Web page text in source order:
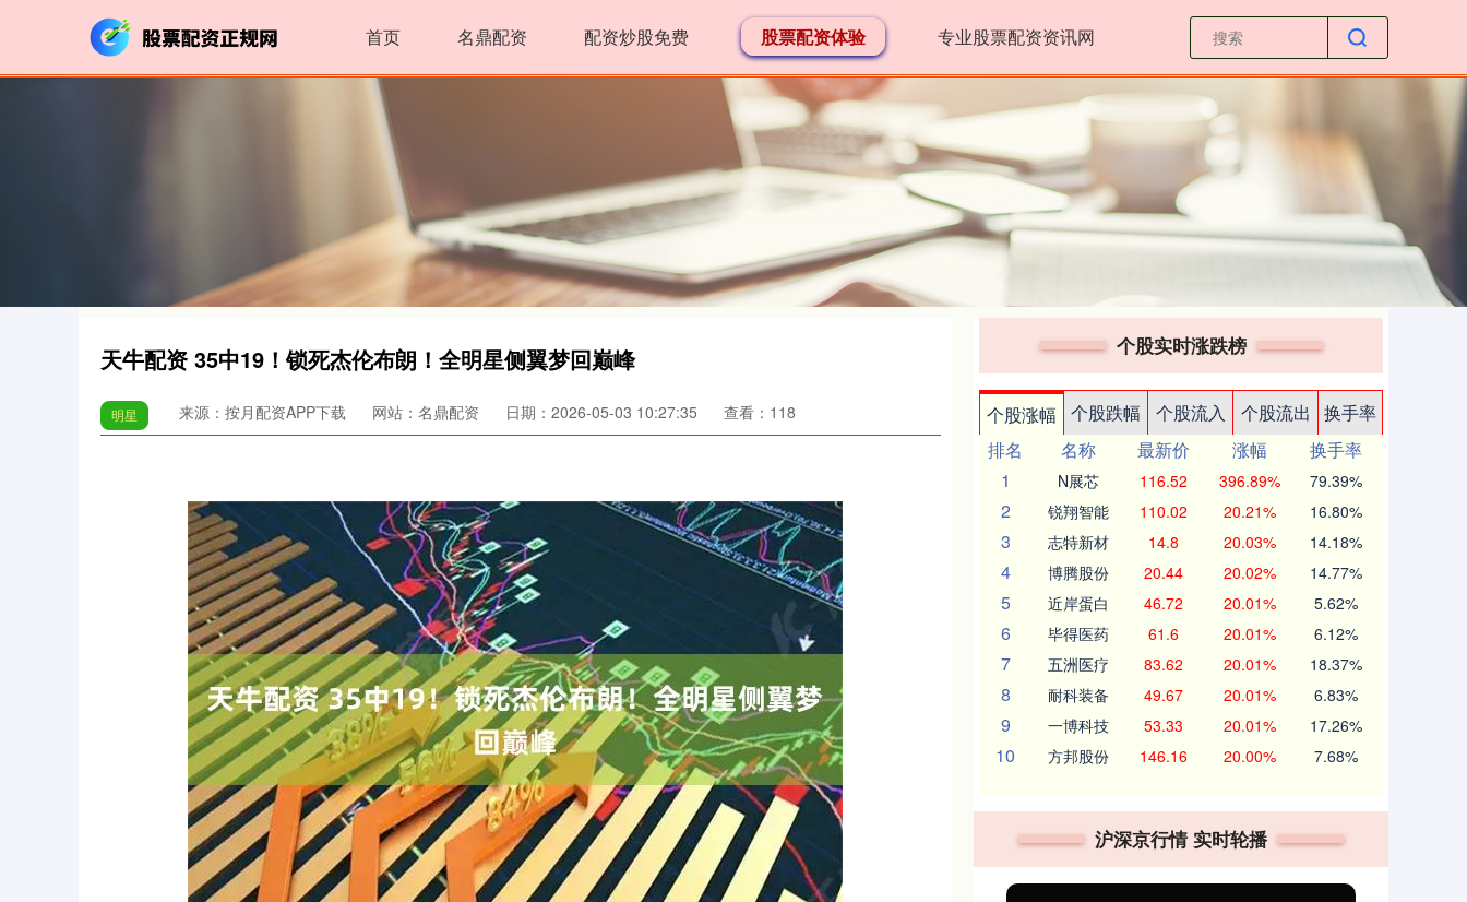
首页 名鼎配资 配资炒股免费 股票配资体验 专业股票配资资讯网
天牛配资 35中19！锁死杰伦布朗！全明星侧翼梦回巅峰
明星 来源：按月配资APP下载 网站：名鼎配资 日期：2026-05-03 10:27:35 查看：118
个股实时涨跌榜
个股涨幅 个股跌幅 个股流入 个股流出
换手率
排名
名称 最新价 涨幅
换手率
1
N展芯 116.52 396.89% 79.39%
2 锐翔智能 110.02 20.21% 16.80%
3 志特新材 14.8 20.03% 14.18%
4 博腾股份 20.44 20.02% 14.77%
5 近岸蛋白 46.72 20.01% 5.62%
6 毕得医药 61.6 20.01% 6.12%
7 五洲医疗 83.62 20.01% 18.37%
8 耐科装备 49.67 20.01% 6.83%
9 一博科技 53.33 20.01% 17.26%
10 方邦股份 146.16 20.00% 7.68%
沪深京行情 实时轮播